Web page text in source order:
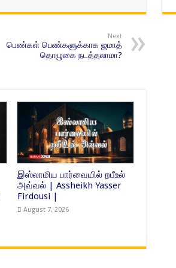
Next
பெண்கள் பெண்களுக்காக ஜமாத்
தொழுகை நடத்தலாமா?
இஸ்லாமிய பார்வையில் றபீஉல்
அவ்வல் | Assheikh Yasser
Firdousi |
August 7, 2026